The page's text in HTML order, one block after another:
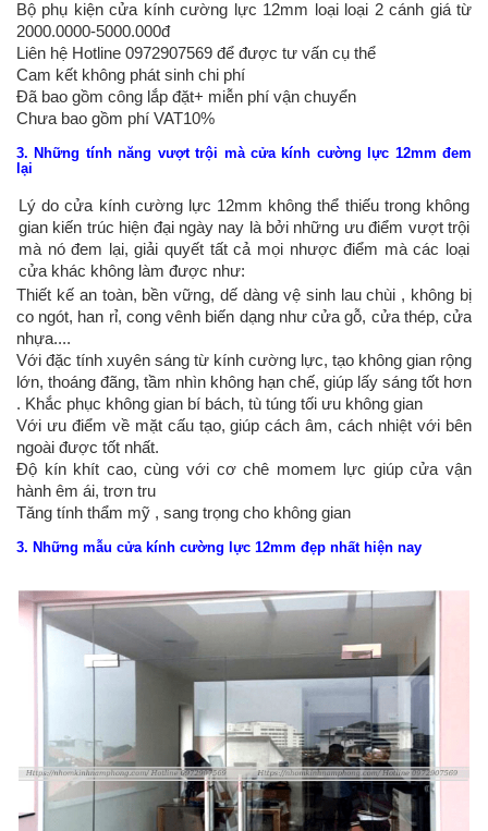
Bộ phụ kiện cửa kính cường lực 12mm loại loại 2 cánh giá từ
2000.0000-5000.000đ
Liên hệ Hotline 0972907569 để được tư vấn cụ thể
Cam kết không phát sinh chi phí
Đã bao gồm công lắp đặt+ miễn phí vận chuyển
Chưa bao gồm phí VAT10%
3. Những tính năng vượt trội mà cửa kính cường lực 12mm đem
lại
Lý do cửa kính cường lực 12mm không thể thiếu trong không
gian kiến trúc hiện đại ngày nay là bởi những ưu điểm vượt trội
mà nó đem lại, giải quyết tất cả mọi nhược điểm mà các loại
cửa khác không làm được như:
Thiết kế an toàn, bền vững, dế dàng vệ sinh lau chùi , không bị
co ngót, han rỉ, cong vênh biến dạng như cửa gỗ, cửa thép, cửa
nhựa....
Với đặc tính xuyên sáng từ kính cường lực, tạo không gian rộng
lớn, thoáng đãng, tầm nhìn không hạn chế, giúp lấy sáng tốt hơn
. Khắc phục không gian bí bách, tù túng tối ưu không gian
Với ưu điểm về mặt cấu tạo, giúp cách âm, cách nhiệt với bên
ngoài được tốt nhất.
Độ kín khít cao, cùng với cơ chê momem lực giúp cửa vận
hành êm ái, trơn tru
Tăng tính thẩm mỹ , sang trọng cho không gian
3. Những mẫu cửa kính cường lực 12mm đẹp nhất hiện nay